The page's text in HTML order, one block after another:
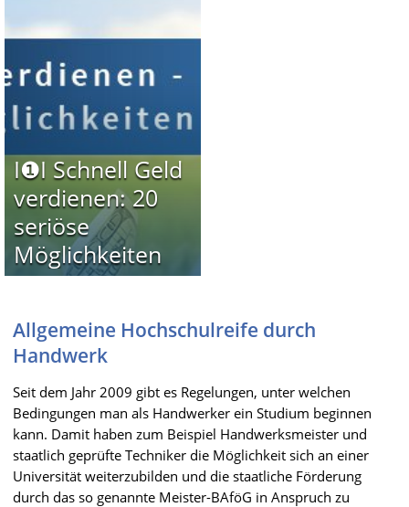
I❶I Schnell Geld
verdienen: 20
seriöse
Möglichkeiten
Allgemeine Hochschulreife durch
Handwerk
Seit dem Jahr 2009 gibt es Regelungen, unter welchen
Bedingungen man als Handwerker ein Studium beginnen
kann. Damit haben zum Beispiel Handwerksmeister und
staatlich geprüfte Techniker die Möglichkeit sich an einer
Universität weiterzubilden und die staatliche Förderung
durch das so genannte Meister-BAföG in Anspruch zu